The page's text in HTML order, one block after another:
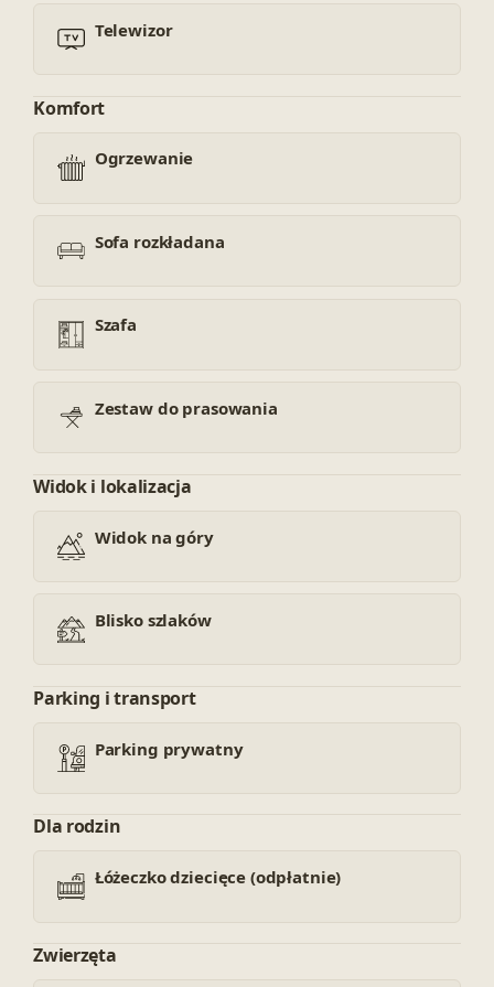
Telewizor
Komfort
Ogrzewanie
Sofa rozkładana
Szafa
Zestaw do prasowania
Widok i lokalizacja
Widok na góry
Blisko szlaków
Parking i transport
Parking prywatny
Dla rodzin
Łóżeczko dziecięce (odpłatnie)
Zwierzęta